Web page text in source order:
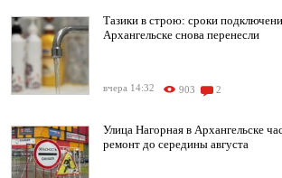
Тазики в строю: сроки
Архангельске снова перенесли
вчера 14:32 903 2
Улица Нагорная в Архангельске
ремонт до середины августа